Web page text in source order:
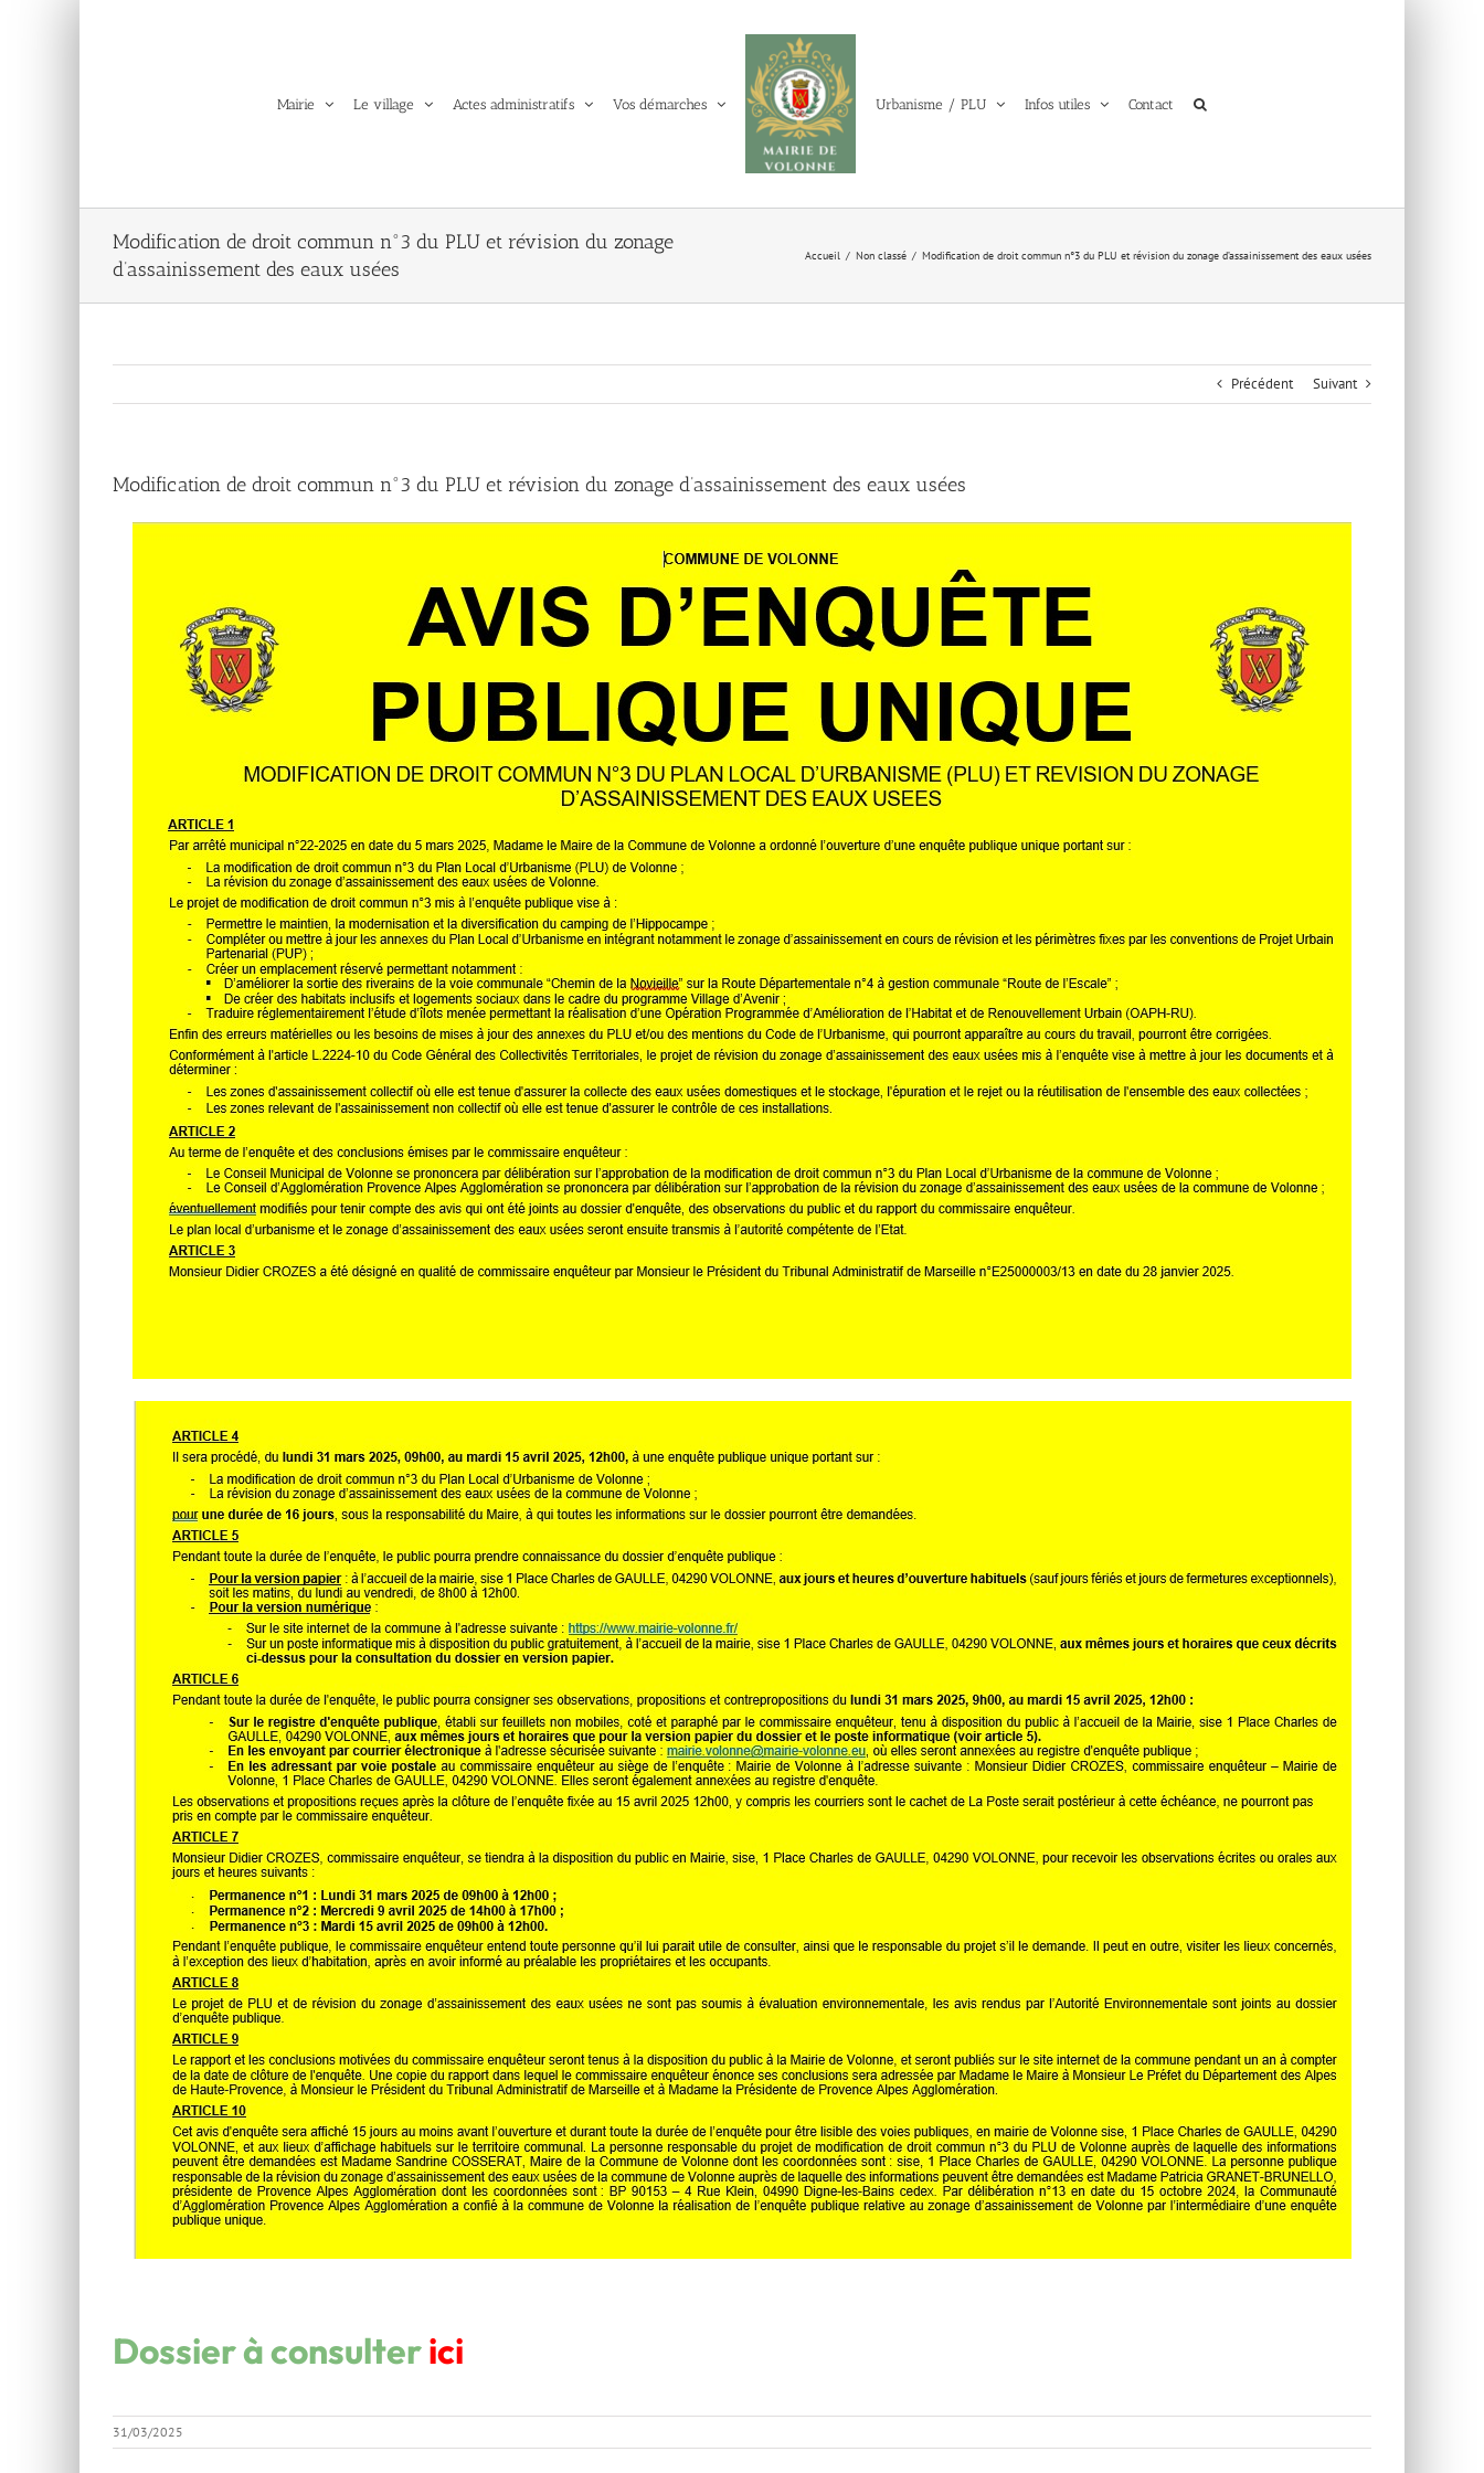
Mairie Le village Actes administratifs Vos démarches Urbanisme / PLU Infos utiles Contact
Modification de droit commun n°3 du PLU et révision du zonage
d’assainissement des eaux usées
Accueil Non classé Modification de droit commun n°3 du PLU et révision du zonage d’assainissement des eaux usées
Précédent Suivant
Modification de droit commun n°3 du PLU et révision du zonage d’assainissement des eaux usées
Dossier à consulterici
31/03/2025